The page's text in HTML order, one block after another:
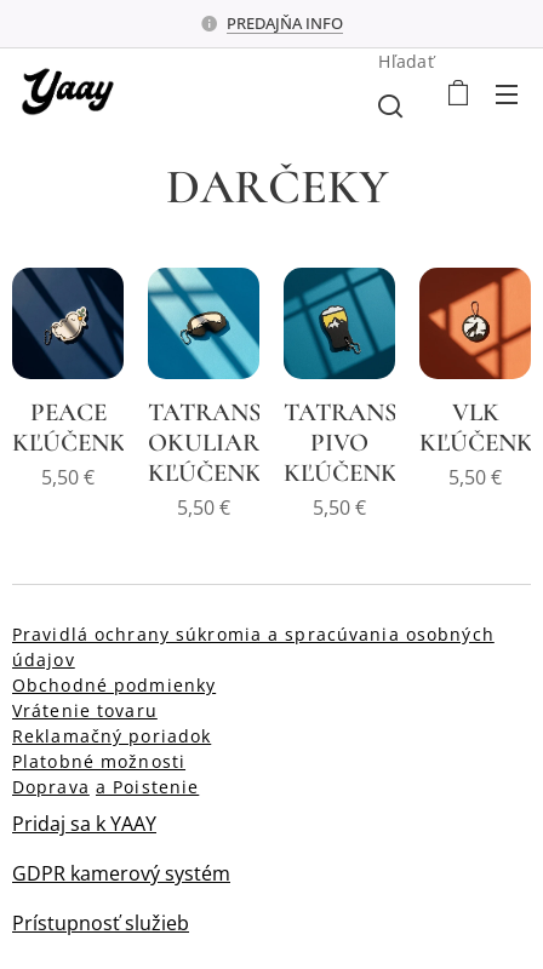
PREDAJŇA INFO
Hľadať
DARČEKY
PEACE
KĽÚČENKA
5,50€
TATRANSKÉ
OKULIARE
KĽÚČENKA
5,50€
TATRANSKÉ
PIVO
KĽÚČENKA
5,50€
VLK
5,50€
Pravidlá ochrany súkromia a spracúvania osobných
údajov
Obchodné podmienky
Vrátenie tovaru
Reklamačný poriadok
Platobné možnosti
Doprava a Poistenie
Pridaj sa k YAAY
GDPR kamerový systém
Prístupnosť služieb